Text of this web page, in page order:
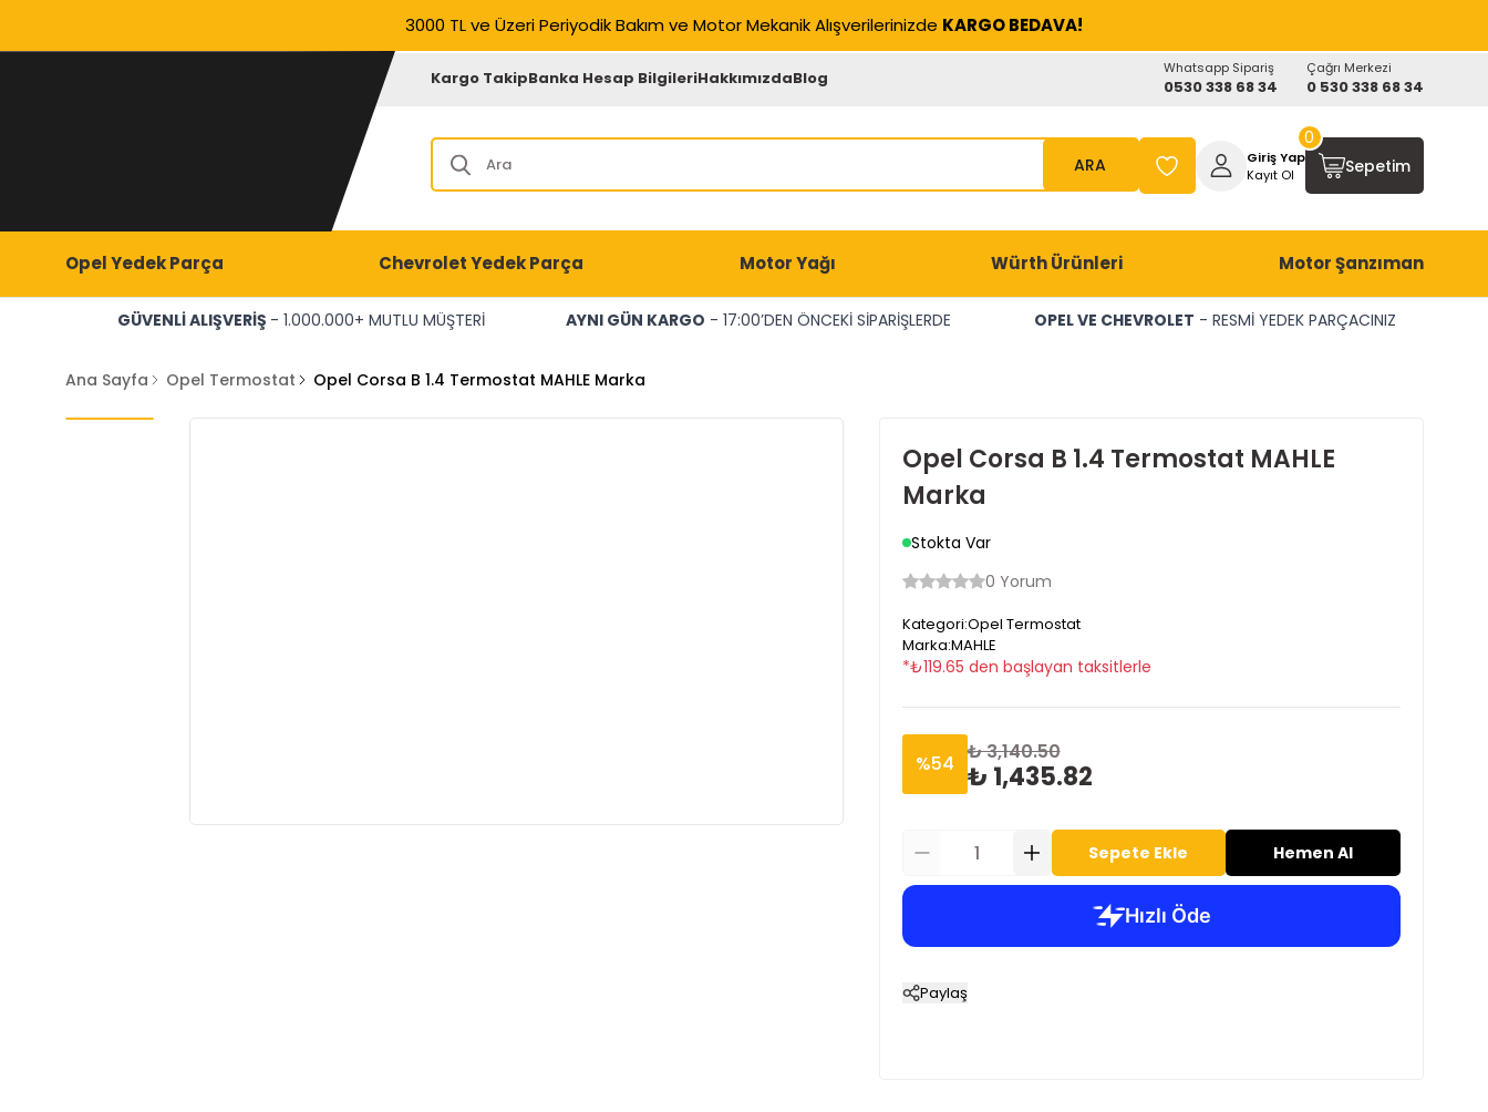
3000 TL ve Üzeri Periyodik Bakım ve Motor Mekanik Alışverilerinizde KARGO BEDAVA!
Kargo TakipBanka Hesap BilgileriHakkımızdaBlog Whatsapp Sipariş
0530 338 68 34
Çağrı Merkezi
0 530 338 68 34
ARA
Giriş Yap
Kayıt Ol
Sepetim
0
Opel Yedek Parça Chevrolet Yedek Parça Motor Yağı Würth Ürünleri Motor Şanzıman
GÜVENLİ ALIŞVERİŞ - 1.000.000+ MUTLU MÜŞTERİ AYNI GÜN KARGO - 17:00’DEN ÖNCEKİ SİPARİŞLERDE OPEL VE CHEVROLET - RESMİ YEDEK PARÇACINIZ
Ana Sayfa Opel Termostat Opel Corsa B 1.4 Termostat MAHLE Marka
Opel Corsa B 1.4 Termostat MAHLE
Marka
Stokta Var
0 Yorum
Kategori:Opel Termostat
Marka:MAHLE
*₺119.65 den başlayan taksitlerle
%54 ₺ 3,140.50
₺ 1,435.82
Sepete Ekle Hemen Al
Paylaş